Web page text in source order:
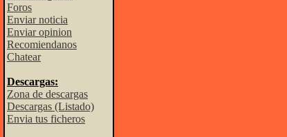
Foros
Enviar noticia
Enviar opinion
Recomiendanos
Chatear
Descargas:
Zona de descargas
Descargas (Listado)
Envia tus ficheros